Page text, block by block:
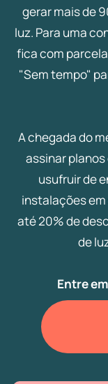
gerar mais de
luz. Para uma
fica com
"Sem tempo"
A chegada do
assinar
usufruir de
instalações
até 20% de
de
Entre